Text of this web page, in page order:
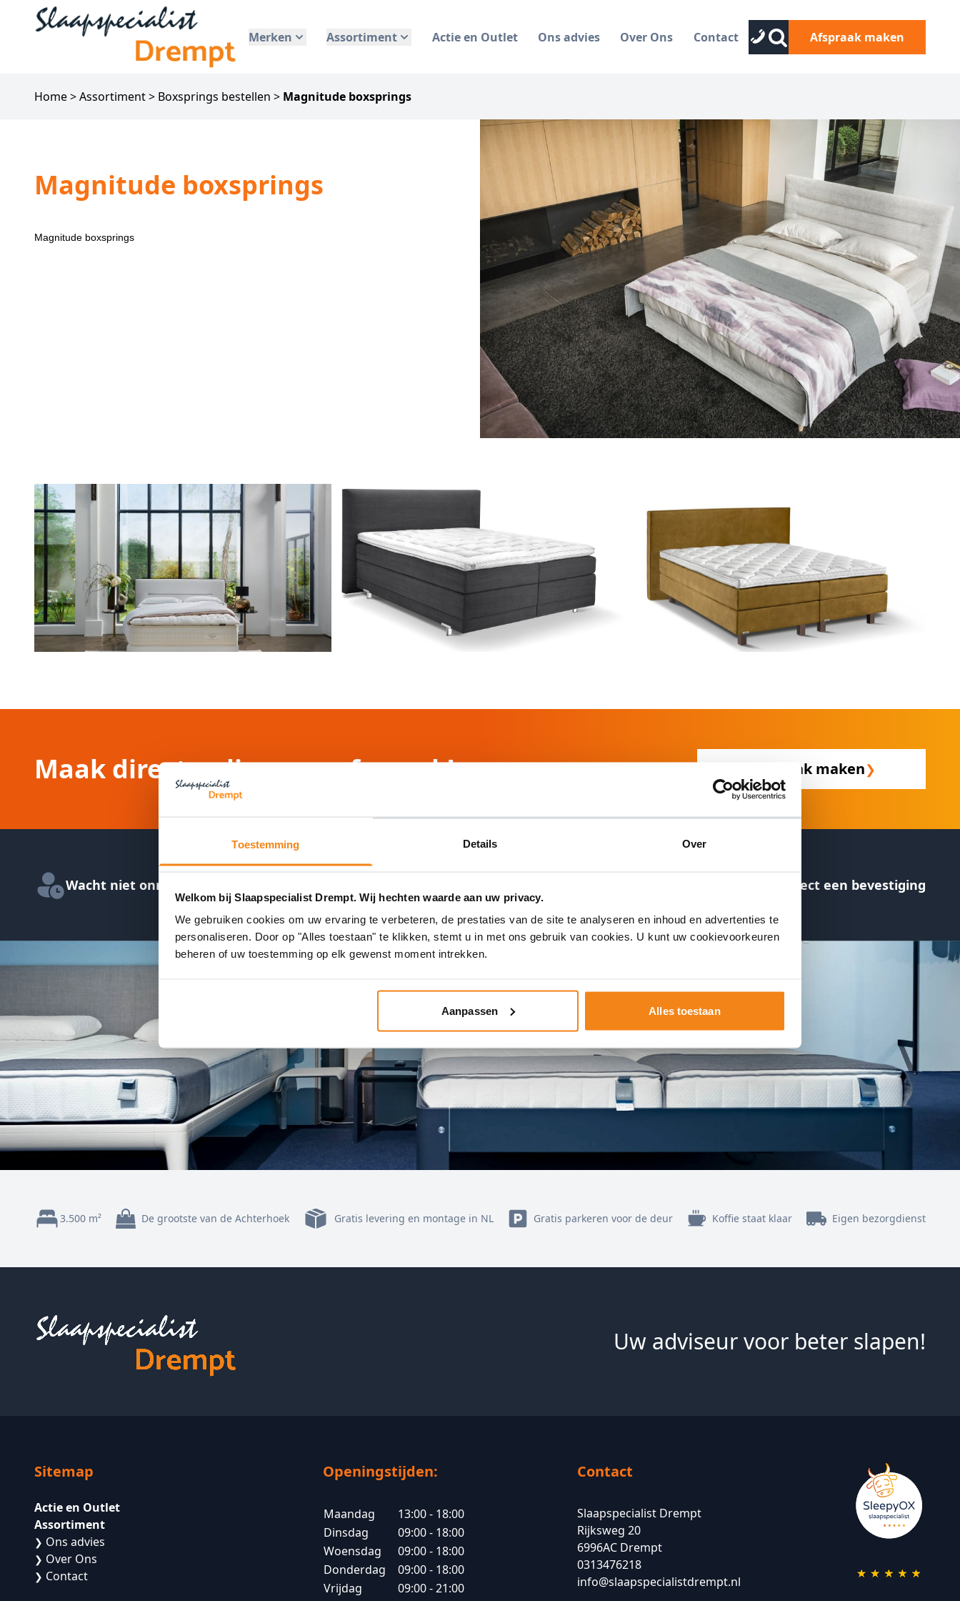
Toestemming Details Over
Welkom bij Slaapspecialist Drempt. Wij hechten waarde aan uw privacy.
We gebruiken cookies om uw ervaring te verbeteren, de prestaties van de site te analyseren en inhoud en advertenties te
personaliseren. Door op "Alles toestaan" te klikken, stemt u in met ons gebruik van cookies. U kunt uw cookievoorkeuren
beheren of uw toestemming op elk gewenst moment intrekken.
Aanpassen Alles toestaan
Merken Assortiment Actie en Outlet Ons advies Over Ons Contact Afspraak maken
Home>Assortiment> Boxsprings bestellen > Magnitude boxsprings
Magnitude boxsprings
Magnitude boxsprings
Maak direct online een afspraak! Afspraak maken❯
Wacht niet onnodig in de winkel Ontvang direct een bevestiging
3.500 m² De grootste van de Achterhoek Gratis levering en montage in NL Gratis parkeren voor de deur Koffie staat klaar Eigen bezorgdienst
Uw adviseur voor beter slapen!
Sitemap
Actie en Outlet
Assortiment
❯ Ons advies
❯ Over Ons
❯ Contact
Openingstijden:
Maandag
13:00 - 18:00
Dinsdag
09:00 - 18:00
Woensdag
09:00 - 18:00
Donderdag
09:00 - 18:00
Vrijdag
09:00 - 21:00
Contact
Slaapspecialist Drempt
Rijksweg 20
6996AC Drempt
0313476218
info@slaapspecialistdrempt.nl